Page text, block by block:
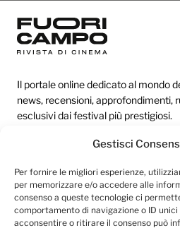
Gestisci
Per fornire le migliori esperienze,
per memorizzare e/o accedere alle
consenso a queste tecnologie ci
comportamento di navigazione o ID
acconsentire o ritirare il consenso può
Il portale online dedicato al mondo
news, recensioni, approfondimenti,
esclusivi dai festival più prestigiosi.
Redazione
Categorie
Link utili